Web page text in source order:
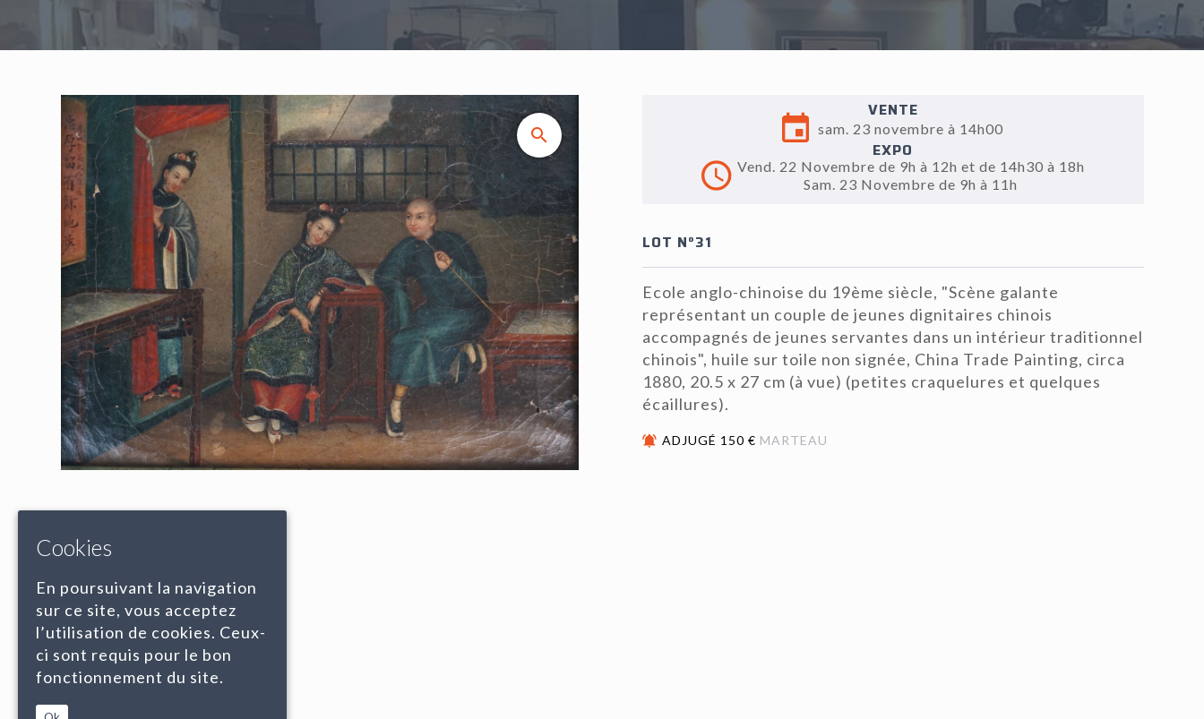
VENTE
sam. 23 novembre à 14h00
EXPO
Vend. 22 Novembre de 9h à 12h et de 14h30 à 18h
Sam. 23 Novembre de 9h à 11h
LOT N°31
Ecole anglo-chinoise du 19ème siècle, "Scène galante
représentant un couple de jeunes dignitaires chinois
accompagnés de jeunes servantes dans un intérieur traditionnel
chinois", huile sur toile non signée, China Trade Painting, circa
1880, 20.5 x 27 cm (à vue) (petites craquelures et quelques
écaillures).
ADJUGÉ 150 € MARTEAU
Cookies
En poursuivant la navigation
sur ce site, vous acceptez
l’utilisation de cookies. Ceux-
ci sont requis pour le bon
fonctionnement du site.